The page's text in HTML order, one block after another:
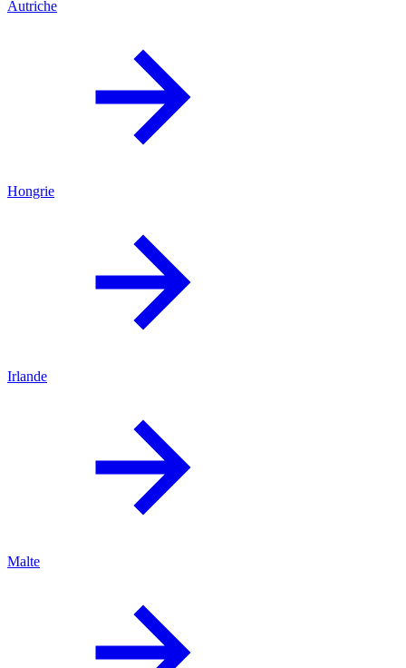
Autriche
Hongrie
Irlande
Malte